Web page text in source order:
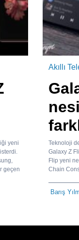
yeni
geçen
Akıllı
Teknoloji
Galaxy Z
Flip yeni
Chain
Barış